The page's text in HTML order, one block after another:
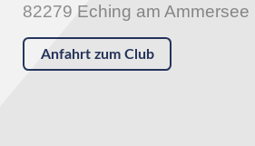
82279 Eching am Ammersee
Anfahrt zum Club